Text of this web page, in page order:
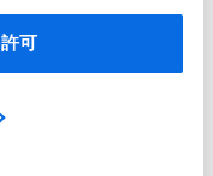
可
ドタイム削減をサポー
用PLMを、1時間でご